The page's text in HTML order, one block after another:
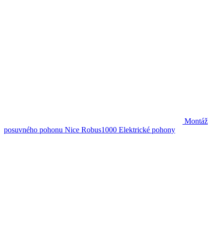
Montáž
posuvného pohonu Nice Robus1000 Elektrické pohony